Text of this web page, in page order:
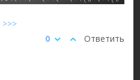
>>>
Ответить
0